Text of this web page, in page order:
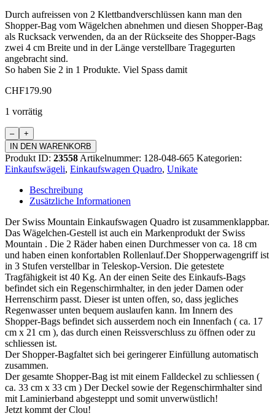
Durch aufreissen von 2 Klettbandverschlüssen kann man den
Shopper-Bag vom Wägelchen abnehmen und diesen Shopper-Bag
als Rucksack verwenden, da an der Rückseite des Shopper-Bags
zwei 4 cm Breite und in der Länge verstellbare Tragegurten
angebracht sind.
So haben Sie 2 in 1 Produkte. Viel Spass damit
CHF179.90
1 vorrätig
Einkaufswagen
Quadro
Menge
IN DEN WARENKORB
Produkt ID: 23558 Artikelnummer: 128-048-665 Kategorien:
Einkaufswägeli, Einkaufswagen Quadro, Unikate
Beschreibung
Zusätzliche Informationen
Der Swiss Mountain Einkaufswagen Quadro ist zusammenklappbar.
Das Wägelchen-Gestell ist auch ein Markenprodukt der Swiss
Mountain . Die 2 Räder haben einen Durchmesser von ca. 18 cm
und haben einen konfortablen Rollenlauf.Der Shopperwagengriff ist
in 3 Stufen verstellbar in Teleskop-Version. Die getestete
Tragfähigkeit ist 40 Kg. An der einen Seite des Einkaufs-Bags
befindet sich ein Regenschirmhalter, in den jeder Damen oder
Herrenschirm passt. Dieser ist unten offen, so, dass jegliches
Regenwasser unten bequem auslaufen kann. Im Innern des
Shopper-Bags befindet sich ausserdem noch ein Innenfach ( ca. 17
cm x 21 cm ), das durch einen Reissverschluss zu öffnen oder zu
schliessen ist.
Der Shopper-Bagfaltet sich bei geringerer Einfüllung automatisch
zusammen.
Der gesamte Shopper-Bag ist mit einem Falldeckel zu schliessen (
ca. 33 cm x 33 cm ) Der Deckel sowie der Regenschirmhalter sind
mit Laminierband abgesteppt und somit unverwüstlich!
Jetzt kommt der Clou!